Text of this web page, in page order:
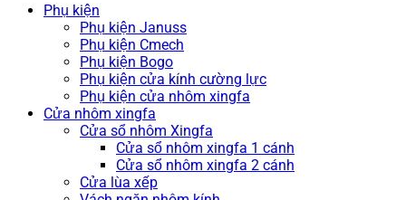
Phụ kiện
Phụ kiện Januss
Phụ kiện Cmech
Phụ kiện Bogo
Phụ kiện cửa kính cường lực
Phụ kiện cửa nhôm xingfa
Cửa nhôm xingfa
Cửa sổ nhôm Xingfa
Cửa sổ nhôm xingfa 1 cánh
Cửa sổ nhôm xingfa 2 cánh
Cửa lùa xếp